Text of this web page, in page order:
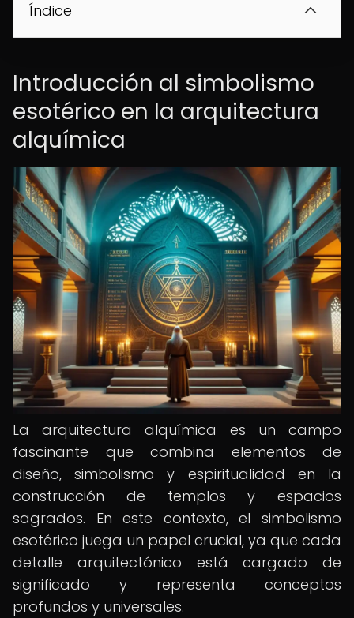
Índice
Introducción al simbolismo
esotérico en la arquitectura
alquímica
La arquitectura alquímica es un campo
fascinante que combina elementos de
diseño, simbolismo y espiritualidad en la
construcción de templos y espacios
sagrados. En este contexto, el simbolismo
esotérico juega un papel crucial, ya que cada
detalle arquitectónico está cargado de
significado y representa conceptos
profundos y universales.